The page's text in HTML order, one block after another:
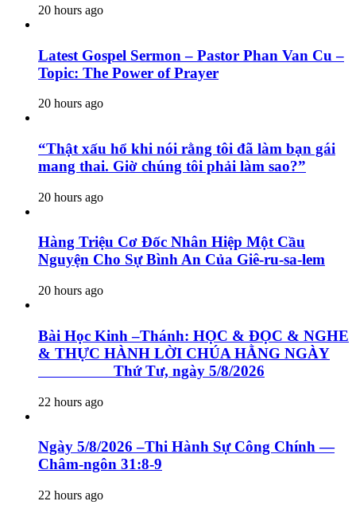
20 hours ago
Latest Gospel Sermon – Pastor Phan Van Cu –
Topic: The Power of Prayer
20 hours ago
“Thật xấu hổ khi nói rằng tôi đã làm bạn gái
mang thai. Giờ chúng tôi phải làm sao?”
20 hours ago
Hàng Triệu Cơ Đốc Nhân Hiệp Một Cầu
Nguyện Cho Sự Bình An Của Giê-ru-sa-lem
20 hours ago
Bài Học Kinh –Thánh: HỌC & ĐỌC & NGHE
& THỰC HÀNH LỜI CHÚA HẰNG NGÀY
Thứ Tư, ngày 5/8/2026
22 hours ago
Ngày 5/8/2026 –Thi Hành Sự Công Chính —
Châm-ngôn 31:8-9
22 hours ago